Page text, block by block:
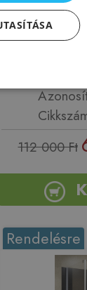
üveg
112 000 Ft
Rendelésre